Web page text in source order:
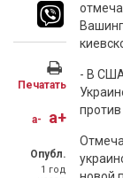
Печатать
a- a+
Опубл.
1 год
- В